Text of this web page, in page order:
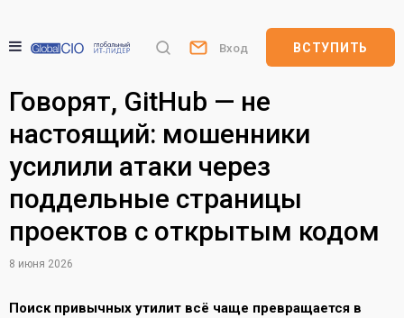
Вход ВСТУПИТЬ
Говорят, GitHub — не
настоящий: мошенники
усилили атаки через
поддельные страницы
проектов с открытым кодом
8 июня 2026
Поиск привычных утилит всё чаще превращается в